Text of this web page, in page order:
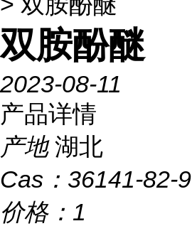
双胺酚醚
2023-08-11
产品详情
产地 湖北
Cas： 36141-82-9
价格： 1